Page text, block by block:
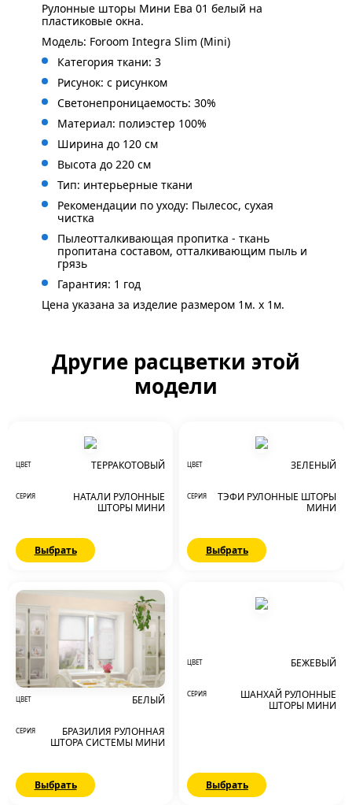
Рулонные шторы Мини Ева 01 белый на
пластиковые окна.
Модель: Foroom Integra Slim (Mini)
Категория ткани: 3
Рисунок: с рисунком
Светонепроницаемость: 30%
Материал: полиэстер 100%
Ширина до 120 см
Высота до 220 см
Тип: интерьерные ткани
Рекомендации по уходу: Пылесос, сухая
чистка
Пылеотталкивающая пропитка - ткань
пропитана составом, отталкивающим пыль и
грязь
Гарантия: 1 год
Цена указана за изделие размером 1м. x 1м.
Другие расцветки этой
модели
ЦВЕТ ТЕРРАКОТОВЫЙ
СЕРИЯ
НАТАЛИ РУЛОННЫЕ
ШТОРЫ МИНИ
Выбрать
ЦВЕТ ЗЕЛЕНЫЙ
СЕРИЯ
ТЭФИ РУЛОННЫЕ ШТОРЫ
МИНИ
Выбрать
ЦВЕТ БЕЛЫЙ
СЕРИЯ
БРАЗИЛИЯ РУЛОННАЯ
ШТОРА СИСТЕМЫ МИНИ
Выбрать
ЦВЕТ БЕЖЕВЫЙ
СЕРИЯ
ШАНХАЙ РУЛОННЫЕ
ШТОРЫ МИНИ
Выбрать